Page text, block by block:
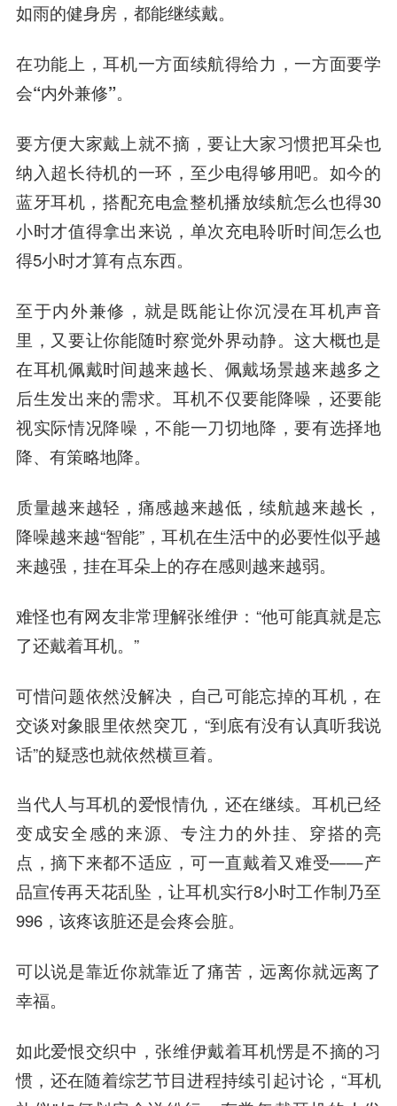
如雨的健身房，都能继续戴。
在功能上，耳机一方面续航得给力，一方面要学
会“内外兼修”。
要方便大家戴上就不摘，要让大家习惯把耳朵也
纳入超长待机的一环，至少电得够用吧。如今的
蓝牙耳机，搭配充电盒整机播放续航怎么也得30
小时才值得拿出来说，单次充电聆听时间怎么也
得5小时才算有点东西。
至于内外兼修，就是既能让你沉浸在耳机声音
里，又要让你能随时察觉外界动静。这大概也是
在耳机佩戴时间越来越长、佩戴场景越来越多之
后生发出来的需求。耳机不仅要能降噪，还要能
视实际情况降噪，不能一刀切地降，要有选择地
降、有策略地降。
质量越来越轻，痛感越来越低，续航越来越长，
降噪越来越“智能”，耳机在生活中的必要性似乎越
来越强，挂在耳朵上的存在感则越来越弱。
难怪也有网友非常理解张维伊：“他可能真就是忘
了还戴着耳机。”
可惜问题依然没解决，自己可能忘掉的耳机，在
交谈对象眼里依然突兀，“到底有没有认真听我说
话”的疑惑也就依然横亘着。
当代人与耳机的爱恨情仇，还在继续。耳机已经
变成安全感的来源、专注力的外挂、穿搭的亮
点，摘下来都不适应，可一直戴着又难受——产
品宣传再天花乱坠，让耳机实行8小时工作制乃至
996，该疼该脏还是会疼会脏。
可以说是靠近你就靠近了痛苦，远离你就远离了
幸福。
如此爱恨交织中，张维伊戴着耳机愣是不摘的习
惯，还在随着综艺节目进程持续引起讨论，“耳机